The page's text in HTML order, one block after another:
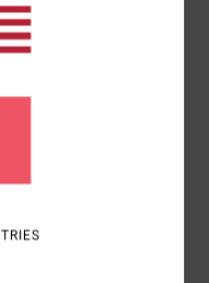
cousus avec passepoil
Marzo
polyester recyclé,